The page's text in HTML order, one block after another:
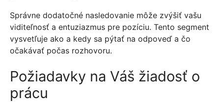
Správne dodatočné nasledovanie môže zvýšiť vašu
viditeľnosť a entuziazmus pre pozíciu. Tento segment
vysvetľuje ako a kedy sa pýtať na odpoveď a čo
očakávať počas rozhovoru.
Požiadavky na Váš žiadosť o
prácu